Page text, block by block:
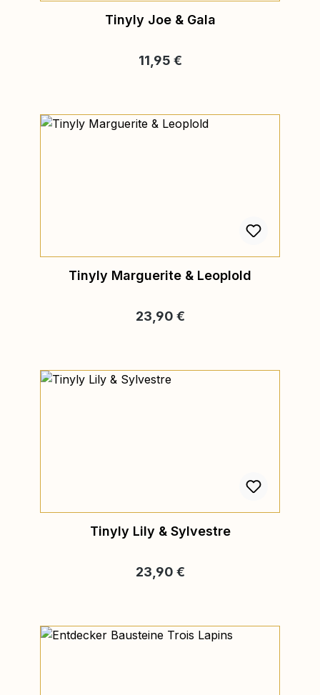
Tinyly Joe & Gala
Regulärer Preis:
11,95 €
Tinyly Marguerite & Leoplold
Regulärer Preis:
23,90 €
Tinyly Lily & Sylvestre
Regulärer Preis:
23,90 €